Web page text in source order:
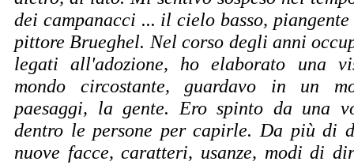
dei campanacci ... il cielo basso,
pittore Brueghel. Nel corso degli anni
legati all'adozione, ho elaborato una
mondo circostante, guardavo in un
paesaggi, la gente. Ero spinto da una
dentro le persone per capirle. Da più di
nuove facce, caratteri, usanze, modi di